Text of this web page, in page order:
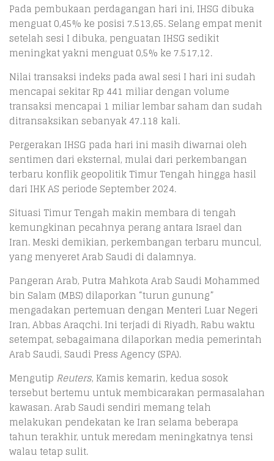
Pada pembukaan perdagangan hari ini, IHSG dibuka
menguat 0,45% ke posisi 7.513,65. Selang empat menit
setelah sesi I dibuka, penguatan IHSG sedikit
meningkat yakni menguat 0,5% ke 7.517,12.
Nilai transaksi indeks pada awal sesi I hari ini sudah
mencapai sekitar Rp 441 miliar dengan volume
transaksi mencapai 1 miliar lembar saham dan sudah
ditransaksikan sebanyak 47.118 kali.
Pergerakan IHSG pada hari ini masih diwarnai oleh
sentimen dari eksternal, mulai dari perkembangan
terbaru konflik geopolitik Timur Tengah hingga hasil
dari IHK AS periode September 2024.
Situasi Timur Tengah makin membara di tengah
kemungkinan pecahnya perang antara Israel dan
Iran. Meski demikian, perkembangan terbaru muncul,
yang menyeret Arab Saudi di dalamnya.
Pangeran Arab, Putra Mahkota Arab Saudi Mohammed
bin Salam (MBS) dilaporkan “turun gunung”
mengadakan pertemuan dengan Menteri Luar Negeri
Iran, Abbas Araqchi. Ini terjadi di Riyadh, Rabu waktu
setempat, sebagaimana dilaporkan media pemerintah
Arab Saudi, Saudi Press Agency (SPA).
Mengutip Reuters, Kamis kemarin, kedua sosok
tersebut bertemu untuk membicarakan permasalahan
kawasan. Arab Saudi sendiri memang telah
melakukan pendekatan ke Iran selama beberapa
tahun terakhir, untuk meredam meningkatnya tensi
walau tetap sulit.